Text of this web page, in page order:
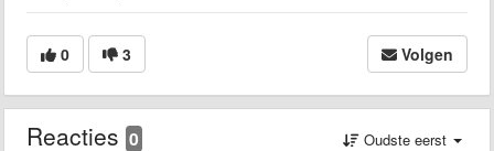
0 3 Volgen
Reacties 0 Oudste eerst